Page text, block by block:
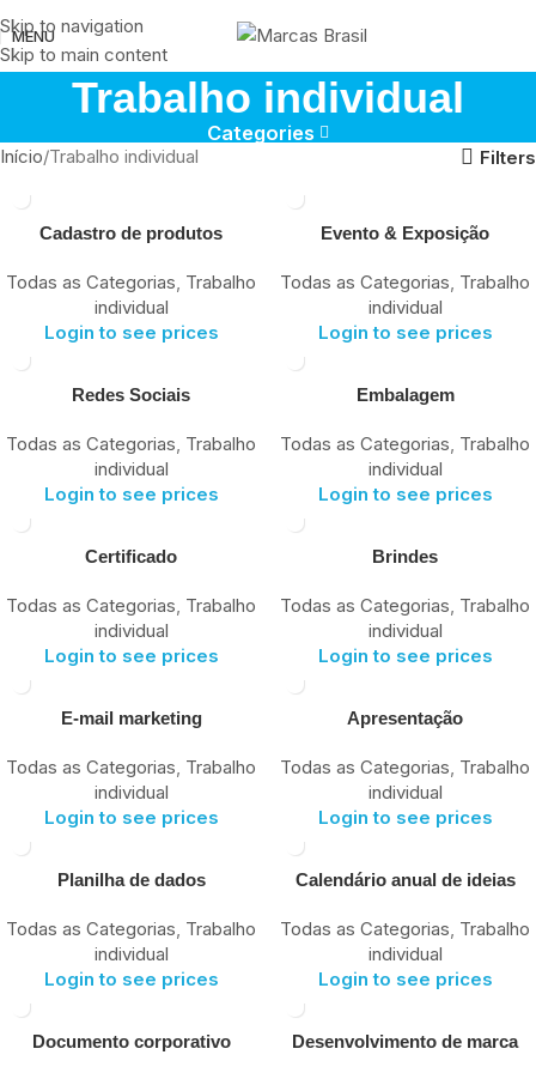
Skip to navigation
Skip to main content
MENU
Trabalho individual
Categories
Início Trabalho individual Filters
Cadastro de produtos
Todas as Categorias, Trabalho
individual
Login to see prices
Evento & Exposição
Todas as Categorias, Trabalho
individual
Login to see prices
Redes Sociais
Todas as Categorias, Trabalho
individual
Login to see prices
Embalagem
Todas as Categorias, Trabalho
individual
Login to see prices
Certificado
Todas as Categorias, Trabalho
individual
Login to see prices
Brindes
Todas as Categorias, Trabalho
individual
Login to see prices
E-mail marketing
Todas as Categorias, Trabalho
individual
Login to see prices
Apresentação
Todas as Categorias, Trabalho
individual
Login to see prices
Planilha de dados
Todas as Categorias, Trabalho
individual
Login to see prices
Calendário anual de ideias
Todas as Categorias, Trabalho
individual
Login to see prices
Documento corporativo Desenvolvimento de marca